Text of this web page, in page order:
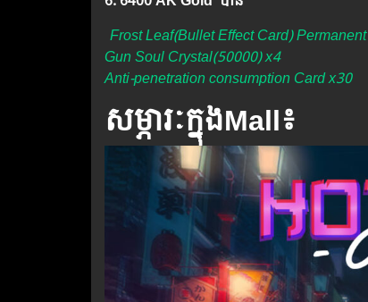
Frost Leaf(Bullet Effect Card) Permanent
Gun Soul Crystal(50000) x4
Anti-penetration consumption Card x30
សម្ភារៈក្នុងMall៖